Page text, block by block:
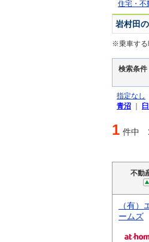
住宅・不
岩村田
※乗車する
検索条件
指定なし
青沼 ｜
1 件中
不動
（有）
ームズ